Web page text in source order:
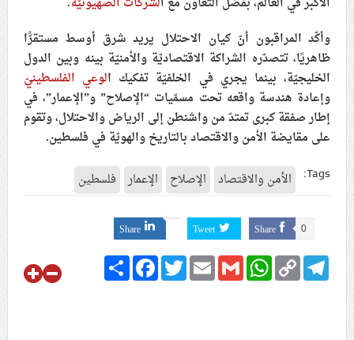
الإمام الحسين «ع»
لجنة مراسم الوداع والتشييع ومواراة الجثمان للإمام الشهيد
السيّد علي الحسيني الخامنئي تنشر تفاصيل التشييع في
إيران والعراق
وأكّد المراقبون أنّ كيان الاحتلال يريد شرق أوسط مستقرًّا
ظاهريًا، تتصدّره الشراكة الاقتصاديّة والأمنيّة بينه وبين الدول
الخليجيّة، بينما يجري في الخلفيّة تفكيك الوعي الفلسطينيّ
وإعادة هندسة واقعه تحت مسمّيات “الإصلاح” و”الإعمار”، في
إطار صفقة كبرى تمتدّ من واشنطن إلى الرياض والاحتلال، وتقوم
على مقايضة الأمن والاقتصاد بالتاريخ والهويّة في فلسطين.
Tags: الأمن والاقتصاد الإصلاح الإعمار فلسطين
Share 0
Tweet
Share
ShareFacebookTwitterEmailGmail
WhatsApp Copy
Link
Telegram